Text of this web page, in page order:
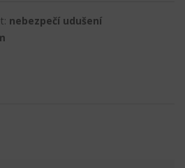
nebezpečí udušení